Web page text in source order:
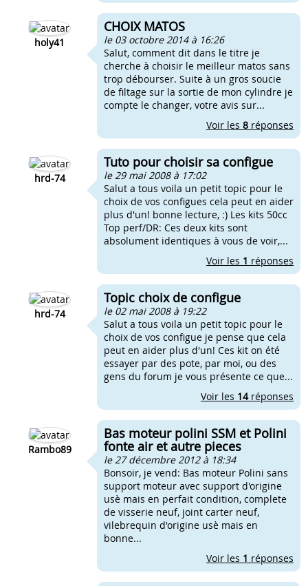
holy41
CHOIX MATOS
le 03 octobre 2014 à 16:26
Salut, comment dit dans le titre je
cherche à choisir le meilleur matos sans
trop débourser. Suite à un gros soucie
de filtage sur la sortie de mon cylindre je
compte le changer, votre avis sur...
Voir les 8 réponses
hrd-74
Tuto pour choisir sa configue
le 29 mai 2008 à 17:02
Salut a tous voila un petit topic pour le
choix de vos configues cela peut en aider
plus d'un! bonne lecture, :) Les kits 50cc
Top perf/DR: Ces deux kits sont
absolument identiques à vous de voir,...
Voir les 1 réponses
hrd-74
Topic choix de configue
le 02 mai 2008 à 19:22
Salut a tous voila un petit topic pour le
choix de vos configue je pense que cela
peut en aider plus d'un! Ces kit on été
essayer par des pote, par moi, ou des
gens du forum je vous présente ce que...
Voir les 14réponses
Rambo89
Bas moteur polini SSM et Polini
fonte air et autre pieces
le 27 décembre 2012 à 18:34
Bonsoir, je vend: Bas moteur Polini sans
support moteur avec support d'origine
usè mais en perfait condition, complete
de visserie neuf, joint carter neuf,
vilebrequin d'origine usè mais en
bonne...
Voir les 1 réponses